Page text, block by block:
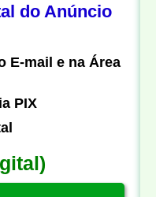
do Anúncio
E-mail e na Área
PIX